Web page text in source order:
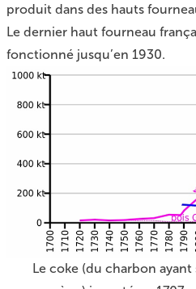
produit dans des hauts
Le dernier haut fourneau
fonctionné jusqu’en 1930.
Le coke (du charbon